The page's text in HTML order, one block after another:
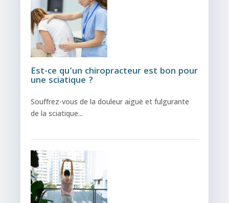
Est-ce qu’un chiropracteur est bon pour
une sciatique ?
Souffrez-vous de la douleur aiguë et fulgurante
de la sciatique...